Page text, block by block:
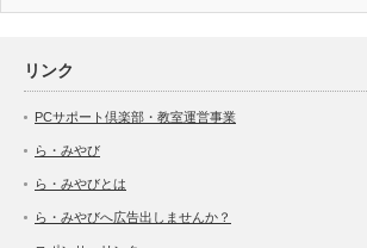
リンク
PCサポート倶楽部・教室運営事業
ら・みやび
ら・みやびとは
ら・みやびへ広告出しませんか？